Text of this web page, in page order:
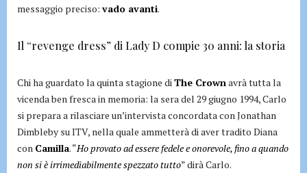
messaggio preciso: vado avanti.
Il “revenge dress” di Lady D compie 30 anni: la storia
Chi ha guardato la quinta stagione di The Crown avrà tutta la
vicenda ben fresca in memoria: la sera del 29 giugno 1994, Carlo
si prepara a rilasciare un’intervista concordata con Jonathan
Dimbleby su ITV, nella quale ammetterà di aver tradito Diana
con Camilla. “Ho provato ad essere fedele e onorevole, fino a quando
non si è irrimediabilmente spezzato tutto” dirà Carlo.